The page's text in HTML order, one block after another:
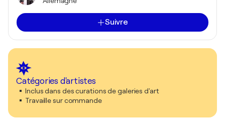
Suivre
Catégories d'artistes
Inclus dans des curations de galeries d'art
Travaille sur commande